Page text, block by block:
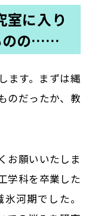
室に入り
のの……
ます。まずは縄
のだったか、教
お願いいたしま
学科を卒業した
河期でした。